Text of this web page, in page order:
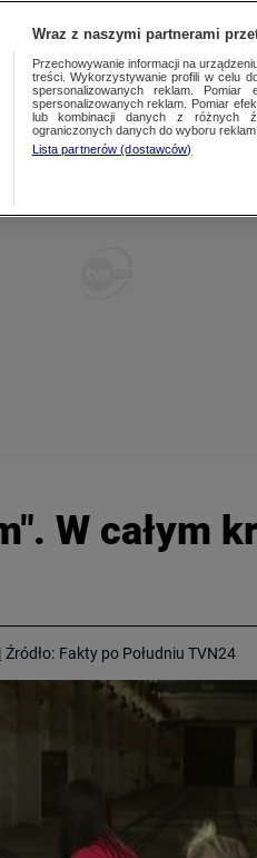
FAKTY O ŚWIECIE
W całym
Źródło: Fakty po Południu TVN24
Wraz z naszymi partnerami
Przechowywanie informacji na
treści. Wykorzystywanie profili w celu
spersonalizowanych reklam.
spersonalizowanych reklam. Pomiar
lub kombinacji danych z różnych
ograniczonych danych do wyboru reklam.
Lista partnerów (dostawców)